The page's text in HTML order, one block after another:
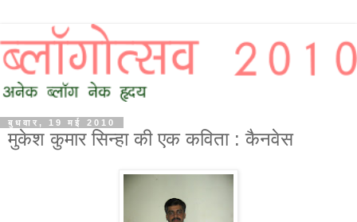
बुधवार, 19 मई 2010
मुकेश कुमार सिन्हा की एक कविता : कैनवेस